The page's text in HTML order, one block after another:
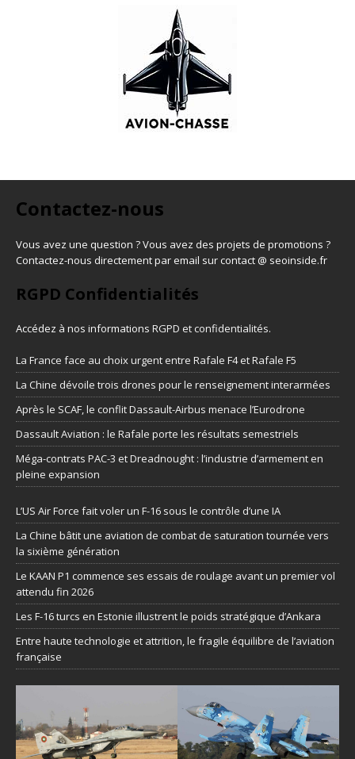
Contactez-nous
Vous avez une question ? Vous avez des projets de promotions ?
Contactez-nous directement par email sur contact @ seoinside.fr
RGPD Confidentialités
Accédez à nos informations RGPD et confidentialités.
La France face au choix urgent entre Rafale F4 et Rafale F5
La Chine dévoile trois drones pour le renseignement interarmées
Après le SCAF, le conflit Dassault-Airbus menace l’Eurodrone
Dassault Aviation : le Rafale porte les résultats semestriels
Méga-contrats PAC-3 et Dreadnought : l’industrie d’armement en
pleine expansion
L’US Air Force fait voler un F-16 sous le contrôle d’une IA
La Chine bâtit une aviation de combat de saturation tournée vers
la sixième génération
Le KAAN P1 commence ses essais de roulage avant un premier vol
attendu fin 2026
Les F-16 turcs en Estonie illustrent le poids stratégique d’Ankara
Entre haute technologie et attrition, le fragile équilibre de l’aviation
française